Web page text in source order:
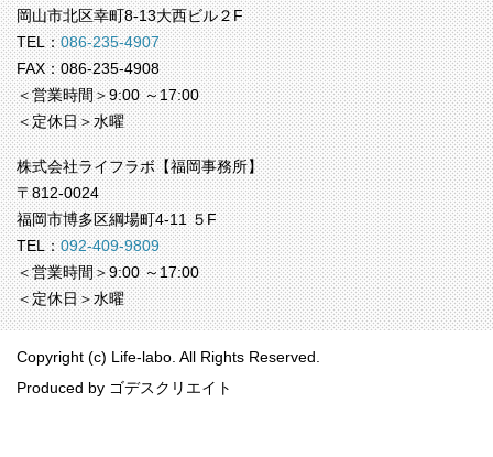
岡山市北区幸町8-13大西ビル２F
TEL：086-235-4907
FAX：086-235-4908
＜営業時間＞9:00 ～17:00
＜定休日＞水曜
株式会社ライフラボ【福岡事務所】
〒812-0024
福岡市博多区綱場町4-11 ５F
TEL：092-409-9809
＜営業時間＞9:00 ～17:00
＜定休日＞水曜
Copyright (c) Life-labo. All Rights Reserved.
Produced by ゴデスクリエイト